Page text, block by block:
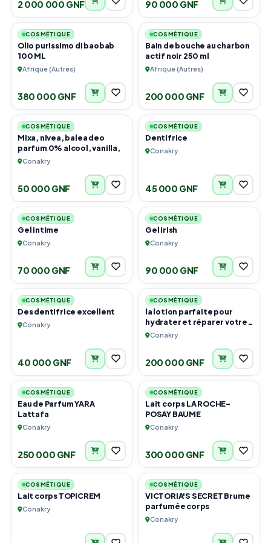
2 000 000 GNF 90 000 GNF
3
COSMÉTIQUE
Olio purissimo di baobab
100 ML
Afrique (Autres)
380 000 GNF
2
COSMÉTIQUE
Bain de bouche au charbon
actif noir 250 ml
Afrique (Autres)
200 000 GNF
6
COSMÉTIQUE
Mixa, nivea, balea deo
parfum 0% alcool, vanilla,
Conakry
50 000 GNF
3
COSMÉTIQUE
Dentifrice
Conakry
45 000 GNF
6
COSMÉTIQUE
Gel intime
Conakry
70 000 GNF
2
COSMÉTIQUE
Gel irish
Conakry
90 000 GNF
5
COSMÉTIQUE
Des dentifrice excellent
Conakry
40 000 GNF
4
COSMÉTIQUE
la lotion parfaite pour
hydrater et réparer votre
peau en profondeur.
Conakry
200 000 GNF
2
COSMÉTIQUE
Eau de Parfum YARA
Lattafa
Conakry
250 000 GNF
1
COSMÉTIQUE
Lait corps LA ROCHE-
POSAY BAUME
Conakry
300 000 GNF
1
COSMÉTIQUE
Lait corps TOPICREM
Conakry
2
COSMÉTIQUE
VICTORIA'S SECRET Brume
parfumée corps
Conakry